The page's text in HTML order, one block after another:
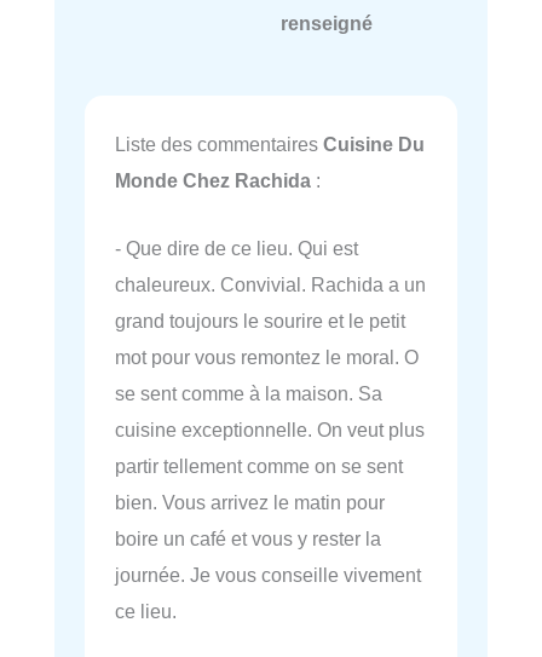
renseigné
Liste des commentaires Cuisine Du
Monde Chez Rachida :
- Que dire de ce lieu. Qui est
chaleureux. Convivial. Rachida a un
grand toujours le sourire et le petit
mot pour vous remontez le moral. O
se sent comme à la maison. Sa
cuisine exceptionnelle. On veut plus
partir tellement comme on se sent
bien. Vous arrivez le matin pour
boire un café et vous y rester la
journée. Je vous conseille vivement
ce lieu.